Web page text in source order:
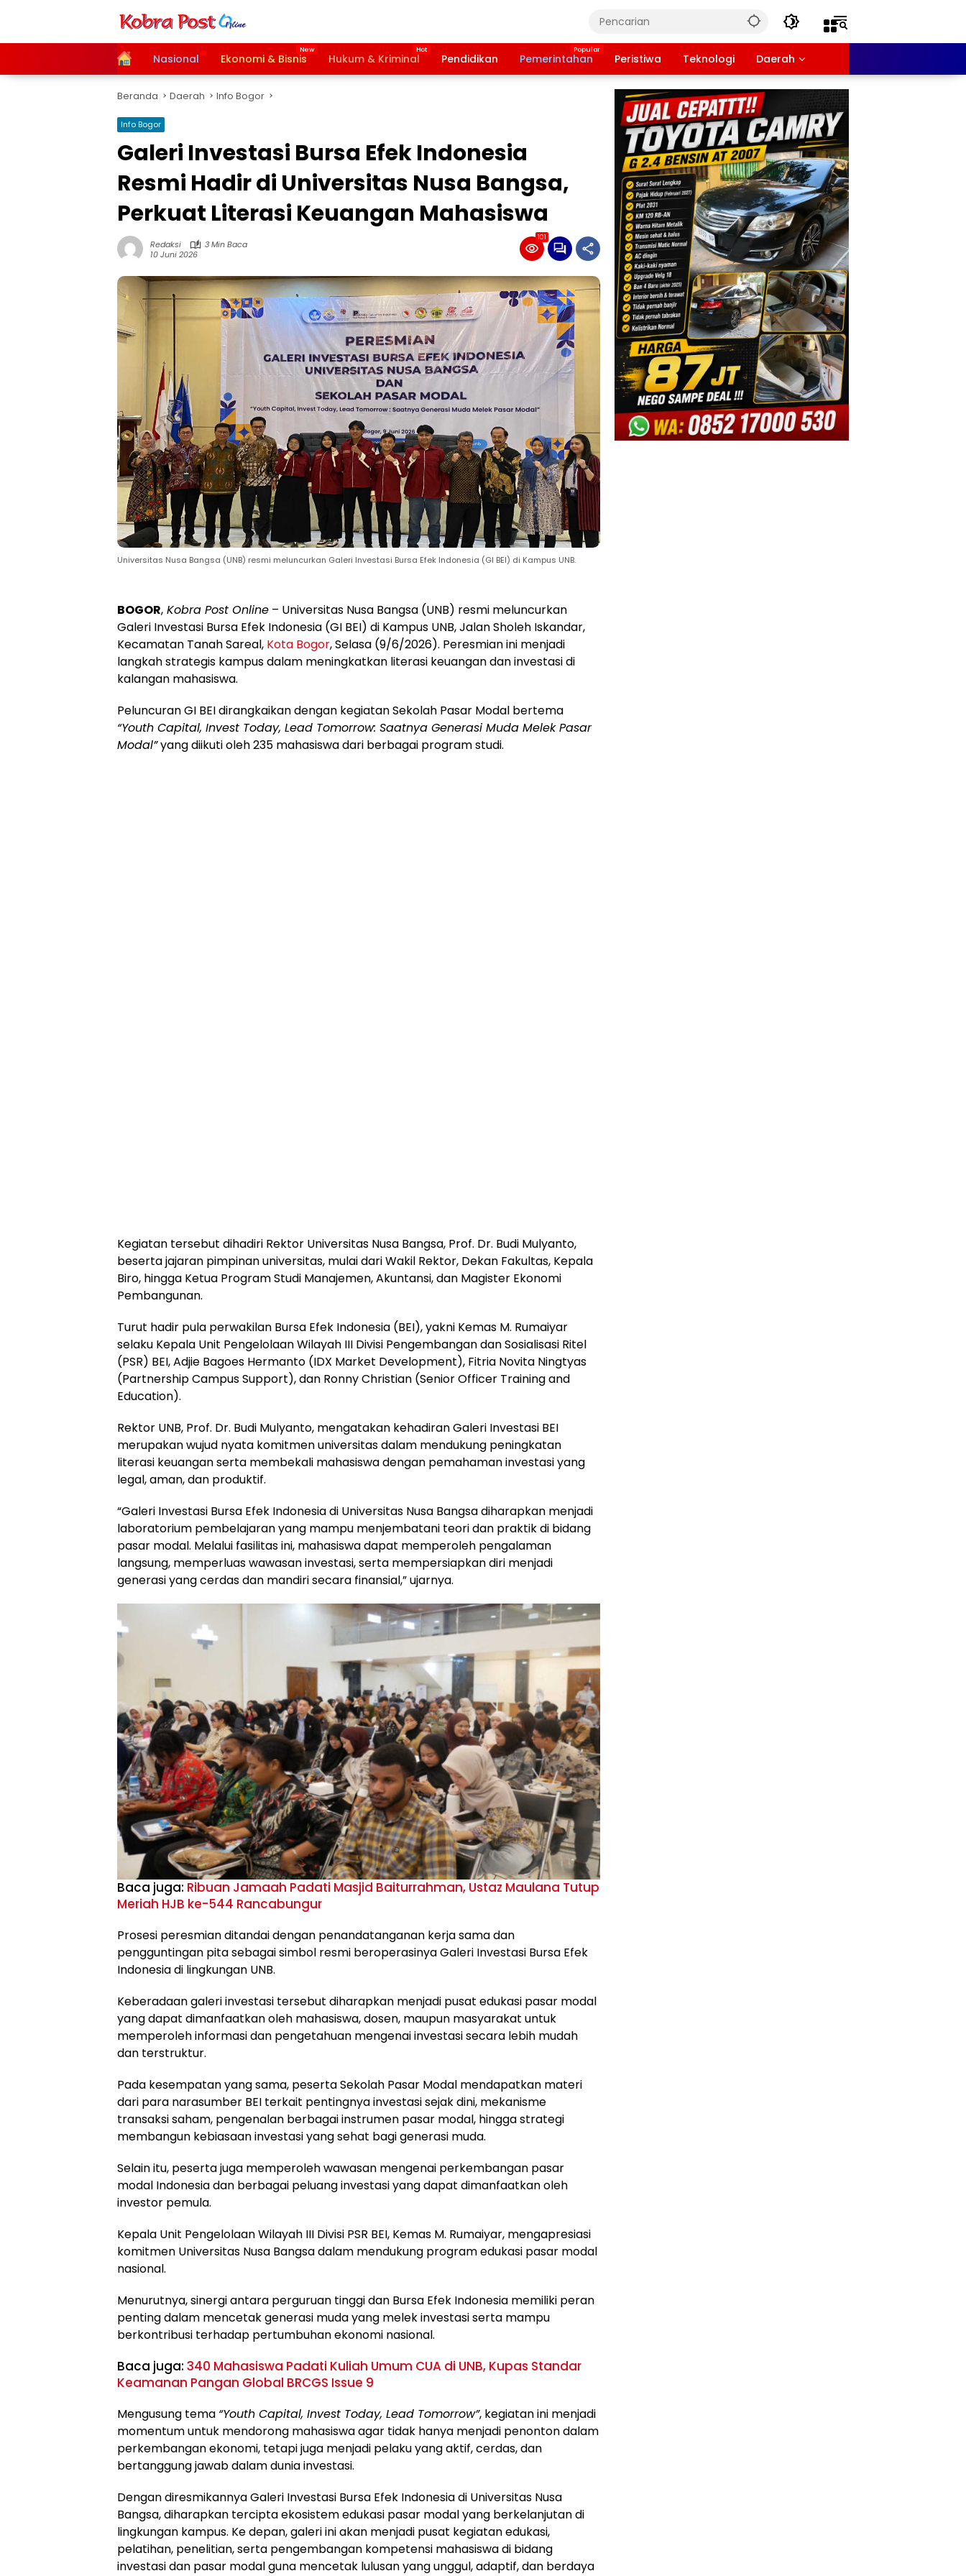
HomeNasional Ekonomi & Bisnis Hukum & Kriminal Pendidikan Pemerintahan Peristiwa Teknologi Daerah
Beranda Daerah Info Bogor
Info Bogor
Galeri Investasi Bursa Efek Indonesia
Resmi Hadir di Universitas Nusa Bangsa,
Perkuat Literasi Keuangan Mahasiswa
Redaksi
3 Min Baca
10 Juni 2026
101
Universitas Nusa Bangsa (UNB) resmi meluncurkan Galeri Investasi Bursa Efek Indonesia (GI BEI) di Kampus UNB.
BOGOR, Kobra Post Online – Universitas Nusa Bangsa (UNB) resmi meluncurkan
Galeri Investasi Bursa Efek Indonesia (GI BEI) di Kampus UNB, Jalan Sholeh Iskandar,
Kecamatan Tanah Sareal, Kota Bogor, Selasa (9/6/2026). Peresmian ini menjadi
langkah strategis kampus dalam meningkatkan literasi keuangan dan investasi di
kalangan mahasiswa.
Peluncuran GI BEI dirangkaikan dengan kegiatan Sekolah Pasar Modal bertema
“Youth Capital, Invest Today, Lead Tomorrow: Saatnya Generasi Muda Melek Pasar
Modal”yang diikuti oleh 235 mahasiswa dari berbagai program studi.
Kegiatan tersebut dihadiri Rektor Universitas Nusa Bangsa, Prof. Dr. Budi Mulyanto,
beserta jajaran pimpinan universitas, mulai dari Wakil Rektor, Dekan Fakultas, Kepala
Biro, hingga Ketua Program Studi Manajemen, Akuntansi, dan Magister Ekonomi
Pembangunan.
Turut hadir pula perwakilan Bursa Efek Indonesia (BEI), yakni Kemas M. Rumaiyar
selaku Kepala Unit Pengelolaan Wilayah III Divisi Pengembangan dan Sosialisasi Ritel
(PSR) BEI, Adjie Bagoes Hermanto (IDX Market Development), Fitria Novita Ningtyas
(Partnership Campus Support), dan Ronny Christian (Senior Officer Training and
Education).
Rektor UNB, Prof. Dr. Budi Mulyanto, mengatakan kehadiran Galeri Investasi BEI
merupakan wujud nyata komitmen universitas dalam mendukung peningkatan
literasi keuangan serta membekali mahasiswa dengan pemahaman investasi yang
legal, aman, dan produktif.
“Galeri Investasi Bursa Efek Indonesia di Universitas Nusa Bangsa diharapkan menjadi
laboratorium pembelajaran yang mampu menjembatani teori dan praktik di bidang
pasar modal. Melalui fasilitas ini, mahasiswa dapat memperoleh pengalaman
langsung, memperluas wawasan investasi, serta mempersiapkan diri menjadi
generasi yang cerdas dan mandiri secara finansial,” ujarnya.
Baca juga: Ribuan Jamaah Padati Masjid Baiturrahman, Ustaz Maulana Tutup
Meriah HJB ke-544 Rancabungur
Prosesi peresmian ditandai dengan penandatanganan kerja sama dan
pengguntingan pita sebagai simbol resmi beroperasinya Galeri Investasi Bursa Efek
Indonesia di lingkungan UNB.
Keberadaan galeri investasi tersebut diharapkan menjadi pusat edukasi pasar modal
yang dapat dimanfaatkan oleh mahasiswa, dosen, maupun masyarakat untuk
memperoleh informasi dan pengetahuan mengenai investasi secara lebih mudah
dan terstruktur.
Pada kesempatan yang sama, peserta Sekolah Pasar Modal mendapatkan materi
dari para narasumber BEI terkait pentingnya investasi sejak dini, mekanisme
transaksi saham, pengenalan berbagai instrumen pasar modal, hingga strategi
membangun kebiasaan investasi yang sehat bagi generasi muda.
Selain itu, peserta juga memperoleh wawasan mengenai perkembangan pasar
modal Indonesia dan berbagai peluang investasi yang dapat dimanfaatkan oleh
investor pemula.
Kepala Unit Pengelolaan Wilayah III Divisi PSR BEI, Kemas M. Rumaiyar, mengapresiasi
komitmen Universitas Nusa Bangsa dalam mendukung program edukasi pasar modal
nasional.
Menurutnya, sinergi antara perguruan tinggi dan Bursa Efek Indonesia memiliki peran
penting dalam mencetak generasi muda yang melek investasi serta mampu
berkontribusi terhadap pertumbuhan ekonomi nasional.
Baca juga: 340 Mahasiswa Padati Kuliah Umum CUA di UNB, Kupas Standar
Keamanan Pangan Global BRCGS Issue 9
Mengusung tema “Youth Capital, Invest Today, Lead Tomorrow”, kegiatan ini menjadi
momentum untuk mendorong mahasiswa agar tidak hanya menjadi penonton dalam
perkembangan ekonomi, tetapi juga menjadi pelaku yang aktif, cerdas, dan
bertanggung jawab dalam dunia investasi.
Dengan diresmikannya Galeri Investasi Bursa Efek Indonesia di Universitas Nusa
Bangsa, diharapkan tercipta ekosistem edukasi pasar modal yang berkelanjutan di
lingkungan kampus. Ke depan, galeri ini akan menjadi pusat kegiatan edukasi,
pelatihan, penelitian, serta pengembangan kompetensi mahasiswa di bidang
investasi dan pasar modal guna mencetak lulusan yang unggul, adaptif, dan berdaya